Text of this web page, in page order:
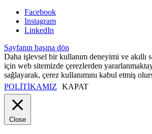
Facebook
Instagram
LinkedIn
Sayfanın başına dön
Daha işlevsel bir kullanım deneyimi ve akıllı
için web sitemizde çerezlerden
sağlayarak, çerez kullanımını kabul etmiş
POLİTİKAMIZ
KAPAT
Close